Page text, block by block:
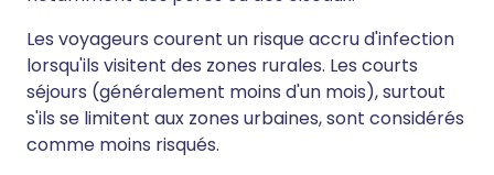
Les voyageurs courent un risque accru d'infection
lorsqu'ils visitent des zones rurales. Les courts
séjours (généralement moins d'un mois), surtout
s'ils se limitent aux zones urbaines, sont considérés
comme moins risqués.